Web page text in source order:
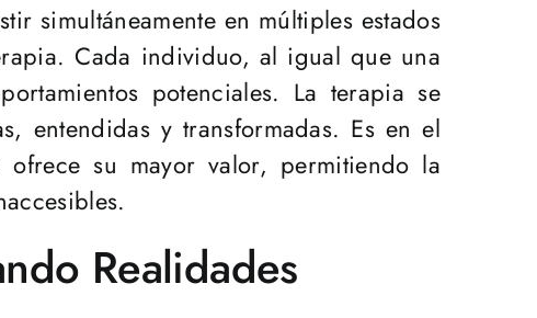
simultáneamente en múltiples estados
Cada individuo, al igual que una
potenciales. La terapia se
entendidas y transformadas. Es en el
su mayor valor, permitiendo la
Realidades